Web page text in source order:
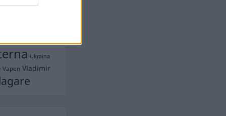
Ukraina
Vapen Vladimir